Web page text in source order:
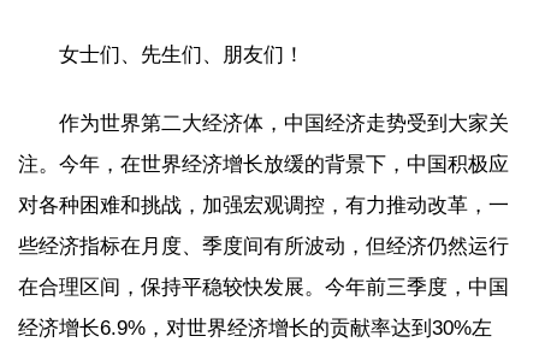
女士们、先生们、朋友们！
作为世界第二大经济体，中国经济走势受到大家关
注。今年，在世界经济增长放缓的背景下，中国积极应
对各种困难和挑战，加强宏观调控，有力推动改革，一
些经济指标在月度、季度间有所波动，但经济仍然运行
在合理区间，保持平稳较快发展。今年前三季度，中国
经济增长6.9%，对世界经济增长的贡献率达到30%左